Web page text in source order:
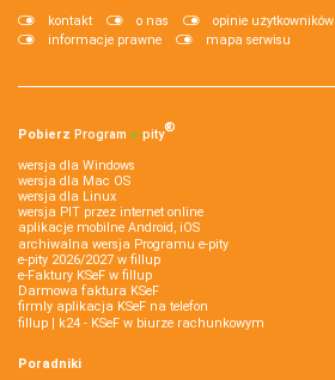
kontakt o nas opinie użytkowników
informacje prawne
mapa serwisu
Pobierz Program e‑pity®
wersja dla Windows
wersja dla Mac OS
wersja dla Linux
wersja PIT przez internet online
aplikacje mobilne Android, iOS
archiwalna wersja Programu e-pity
e-pity 2026/2027 w fillup
e‑Faktury KSeF w fillup
Darmowa faktura KSeF
firmly aplikacja KSeF na telefon
fillup | k24 - KSeF w biurze rachunkowym
Poradniki